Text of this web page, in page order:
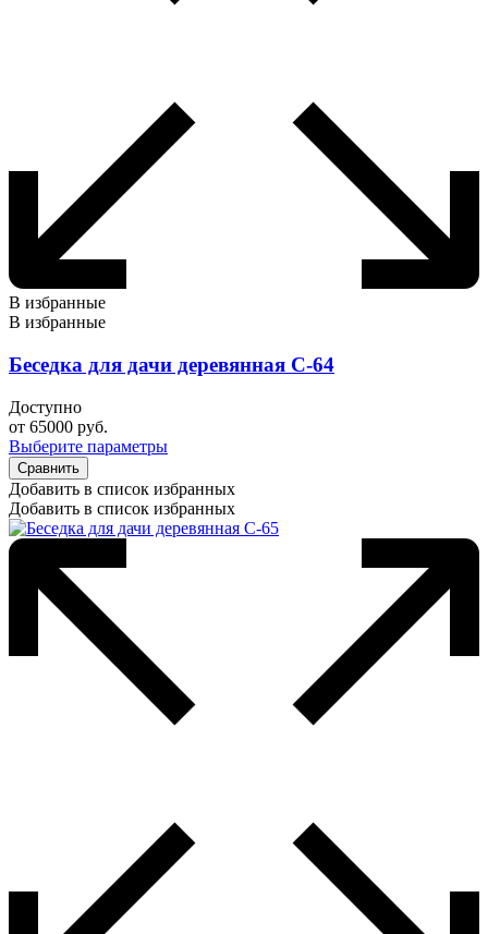
В избранные
В избранные
Беседка для дачи деревянная С-64
Доступно
от 65000 руб.
Выберите параметры
Сравнить
Добавить в список избранных
Добавить в список избранных